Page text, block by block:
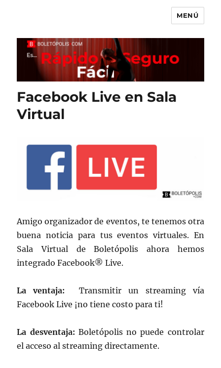
MENÚ
Facebook Live en Sala
Virtual
Amigo organizador de eventos, te tenemos otra
buena noticia para tus eventos virtuales. En
Sala Virtual de Boletópolis ahora hemos
integrado Facebook® Live.
La ventaja: Transmitir un streaming vía
Facebook Live ¡no tiene costo para ti!
La desventaja: Boletópolis no puede controlar
el acceso al streaming directamente.